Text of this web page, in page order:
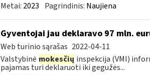
Metai: 2023 Pagrindinis: Naujiena
Gyventojai jau deklaravo 97 mln.
Web turinio sąrašas 2022-04-11
Valstybinė mokesčių inspekcija (VMI)
pajamas turi deklaruoti iki gegužės...